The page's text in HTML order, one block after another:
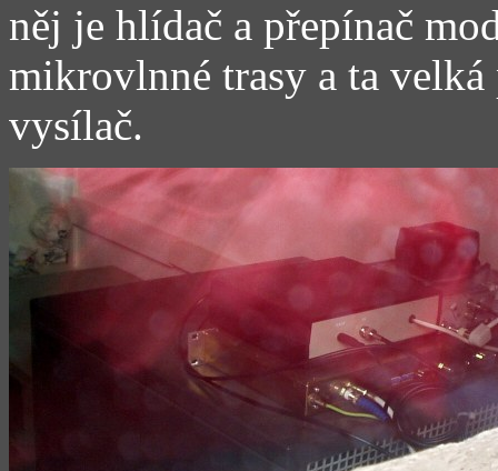
něj je hlídač a přepínač
mikrovlnné trasy a ta
vysílač.